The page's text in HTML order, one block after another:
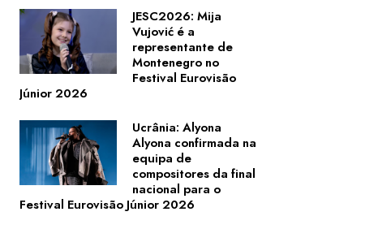
JESC2026: Mija
Vujović é a
representante de
Montenegro no
Festival Eurovisão
Júnior 2026
Ucrânia: Alyona
Alyona confirmada na
equipa de
compositores da final
nacional para o
Festival Eurovisão Júnior 2026